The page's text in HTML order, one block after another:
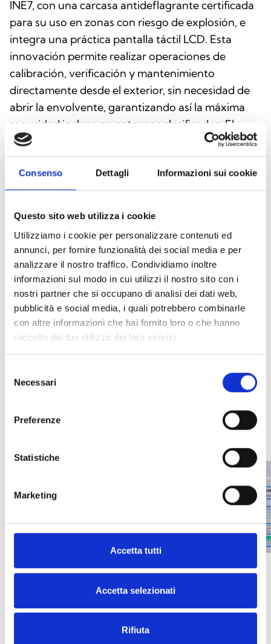
Consenso Dettagli Informazioni sui cookie
Questo sito web utilizza i cookie
Utilizziamo i cookie per personalizzare contenuti ed
annunci, per fornire funzionalità dei social media e per
analizzare il nostro traffico. Condividiamo inoltre
informazioni sul modo in cui utilizzi il nostro sito con i
nostri partner che si occupano di analisi dei dati web,
pubblicità e social media, i quali potrebbero combinarle
con altre informazioni che hai fornito loro o che hanno
raccolto dal tuo utilizzo dei loro servizi.
delNecessari
Preferenze
Statistiche
Marketing
Accetta tutti
Accetta selezionati
Rifiuta
INE7, con una carcasa antideflagrante certificada
para su uso en zonas con riesgo de explosión, e
integra una práctica pantalla táctil LCD. Esta
innovación permite realizar operaciones de
calibración, verificación y mantenimiento
directamente desde el exterior, sin necesidad de
abrir la envolvente, garantizando así la máxima
seguridad incluso en entornos clasificados. El
INE7‑T representa una solución avanzada y fiable
para la protección contra incendios en entornos
industriales complejos. Los pedidos de los
detectores deben especificar no solo el tipo de
carcasa, sino también el tipo de gas, la tecnología
salida. A continuación se muestra una
representación esquemática de los códigos de
pedido.
INTEGRACIÓN Y OPCIONES